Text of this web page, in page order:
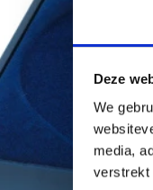
Deze
We
media,
verstrekt